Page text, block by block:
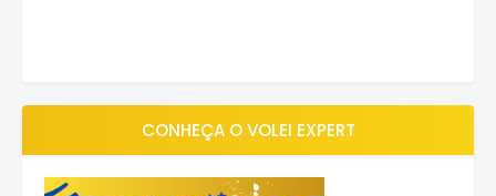
CONHEÇA O VOLEI EXPERT